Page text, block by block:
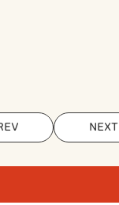
NEXT